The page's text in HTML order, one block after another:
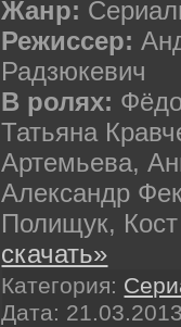
Жанр:
Режиссер:
Радзюкевич
В ролях:
Татьяна
Артемьева,
Александр
Полищук,
скачать»
Категория:
Дата: